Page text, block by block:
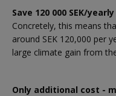
Save 120 000 SEK/yearly
Concretely, this means
around SEK 120,000 per
large climate gain from
Only additional cost -